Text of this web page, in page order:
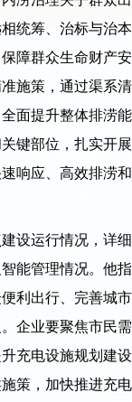
统筹、治标与治本
障群众生命财产安
施策，通过渠系清
面提升整体排涝能
键部位，扎实开展
响应、高效排涝和
设运行情况，详细
能管理情况。他指
利出行、完善城市
企业要聚焦市民需
充电设施规划建设
策，加快推进充电